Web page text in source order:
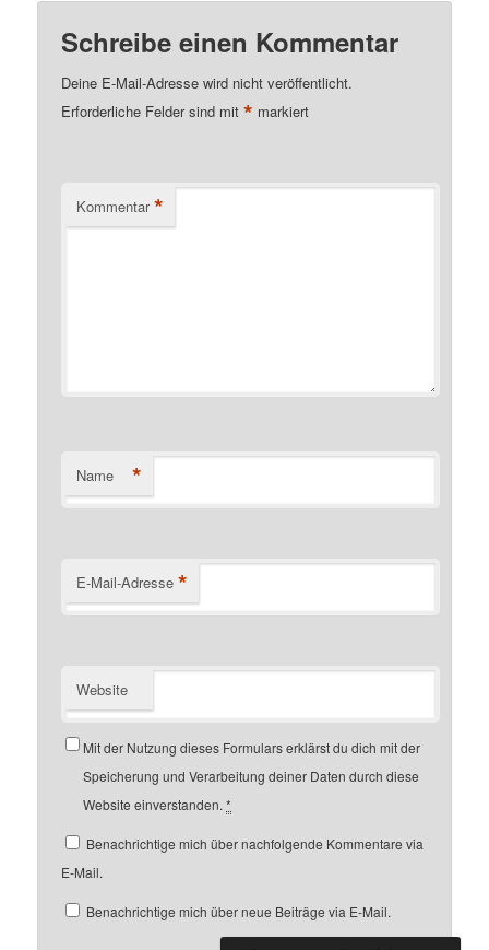
Schreibe einen Kommentar
Deine E-Mail-Adresse wird nicht veröffentlicht.
Erforderliche Felder sind mit* markiert
Kommentar *
Name *
E-Mail-Adresse *
Website
Mit der Nutzung dieses Formulars erklärst du dich mit der
Speicherung und Verarbeitung deiner Daten durch diese
Website einverstanden.*
Benachrichtige mich über nachfolgende Kommentare via
E-Mail.
Benachrichtige mich über neue Beiträge via E-Mail.